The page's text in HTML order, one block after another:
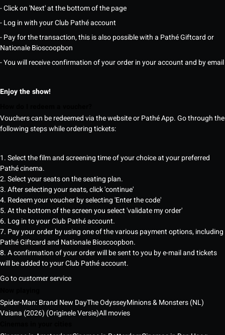
- Click on 'Next' at the bottom of the page
- Log in with your Club Pathé account
- Pay for the transaction, this is also possible with a Pathé Giftcard or
Nationale Bioscoopbon
- You will receive confirmation of your order in your account and by email
Enjoy the show!
Vouchers can be redeemed via the website or Pathé App. Go through the
following steps while ordering tickets:
1. Select the film and screening time of your choice at your preferred
Pathé cinema.
2. Select your seats on the seating plan.
3. After selecting your seats, click 'continue'
4. Redeem your voucher by selecting 'Enter the code'
5. At the bottom of the screen you select 'validate my order'
6. Log in to your Club Pathé account.
7. Pay your order by using one of the various payment options, including
Pathé Giftcard and Nationale Bioscoopbon.
8. A confirmation of your order will be sent to you by e-mail and tickets
will be added to your Club Pathé account.
Go to customer service
Spider-Man: Brand New DayThe OdysseyMinions & Monsters (NL)
Vaiana (2026) (Originele Versie)All movies